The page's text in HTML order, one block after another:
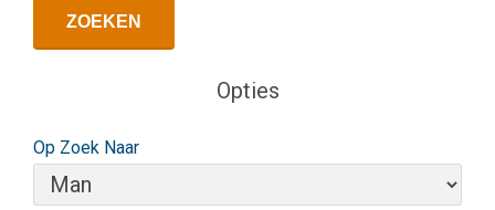
Opties
Op Zoek Naar